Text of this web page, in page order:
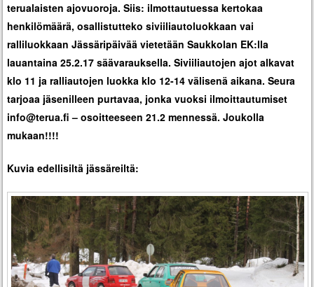
terualaisten ajovuoroja. Siis: ilmottautuessa kertokaa
henkilömäärä, osallistutteko siviiliautoluokkaan vai
ralliluokkaan Jässäripäivää vietetään Saukkolan EK:lla
lauantaina 25.2.17 säävarauksella. Siviiliautojen ajot alkavat
klo 11 ja ralliautojen luokka klo 12-14 välisenä aikana. Seura
tarjoaa jäsenilleen purtavaa, jonka vuoksi ilmoittautumiset
info@terua.fi – osoitteeseen 21.2 mennessä. Joukolla
mukaan!!!!
Kuvia edellisiltä jässäreiltä: